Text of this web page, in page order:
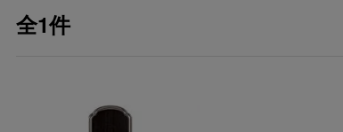
全1件